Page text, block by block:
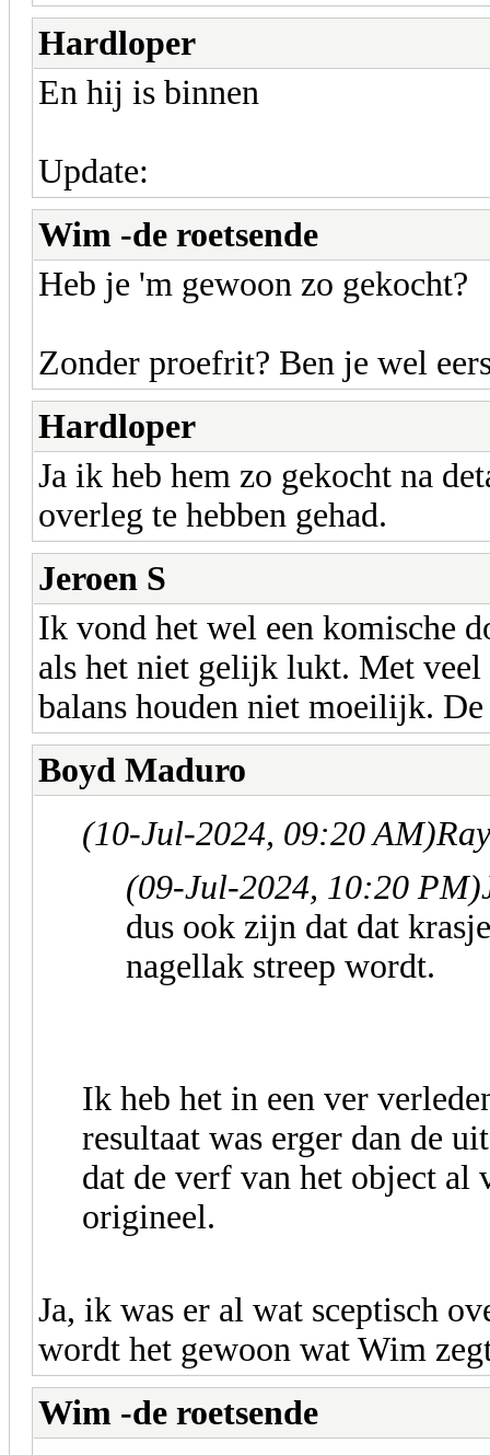
Hardloper
En hij is binnen
Update:
Wim -de roetsende
Heb je 'm gewoon zo gekocht?
Zonder proefrit? Ben je wel
Hardloper
Ja ik heb hem zo gekocht na
overleg te hebben gehad.
Jeroen S
Ik vond het wel een komische
als het niet gelijk lukt. Met
balans houden niet moeilijk.
Boyd Maduro
(10-Jul-2024, 09:20 AM)
(09-Jul-2024, 10:20 PM)
dus ook zijn dat dat
nagellak streep wordt.
Ik heb het in een ver
resultaat was erger dan de
dat de verf van het object
origineel.
Ja, ik was er al wat sceptisch
wordt het gewoon wat Wim
Wim -de roetsende